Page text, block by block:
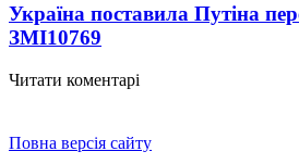
Україна поставила Путіна
ЗМІ10769
Читати коментарі
Повна версія сайту